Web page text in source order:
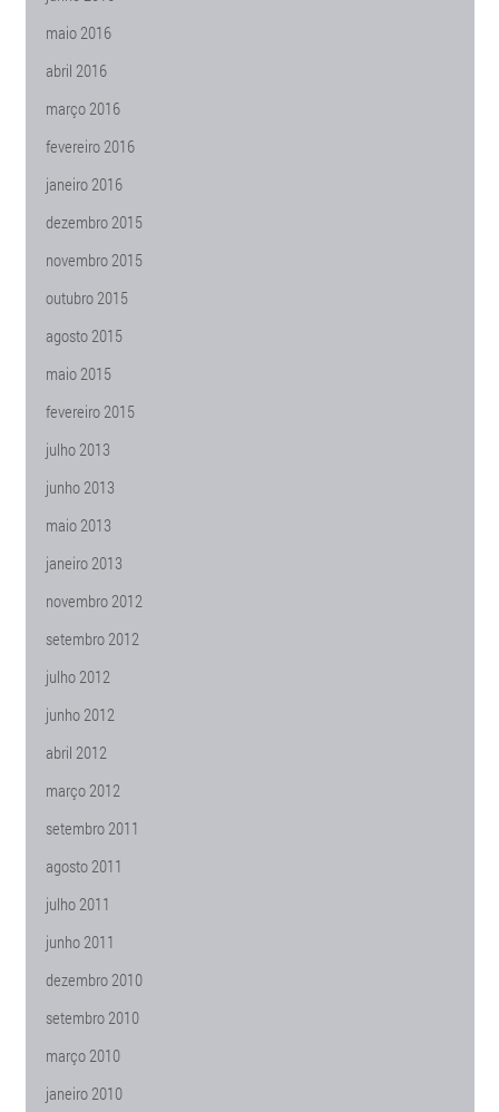
maio 2016
abril 2016
março 2016
fevereiro 2016
janeiro 2016
dezembro 2015
novembro 2015
outubro 2015
agosto 2015
maio 2015
fevereiro 2015
julho 2013
junho 2013
maio 2013
janeiro 2013
novembro 2012
setembro 2012
julho 2012
junho 2012
abril 2012
março 2012
setembro 2011
agosto 2011
julho 2011
junho 2011
dezembro 2010
setembro 2010
março 2010
janeiro 2010